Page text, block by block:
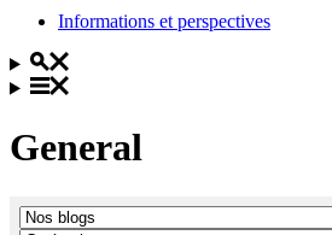
Informations et perspectives
General